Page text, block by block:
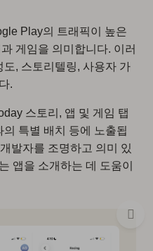
Play의 트래픽이 높은
게임을 의미합니다. 이러
, 스토리텔링, 사용자 가
.
스토리, 앱 및 게임 탭
특별 배치 등에 노출됩
발자를 조명하고 의미 있
앱을 소개하는 데 도움이